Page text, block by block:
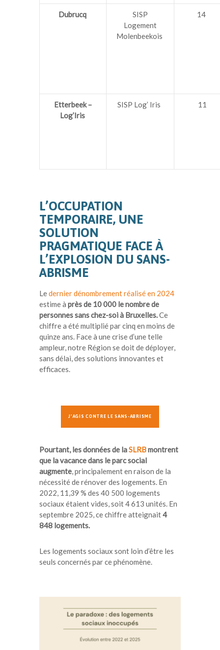
Dubrucq
SISP
Logement
Molenbeekois
14
Etterbeek –
Log’Iris
SISP Log’ Iris 11
L’OCCUPATION
TEMPORAIRE, UNE
SOLUTION
PRAGMATIQUE FACE À
L’EXPLOSION DU SANS-
ABRISME
Ledernier dénombrement réalisé en 2024
estime à près de 10 000 le nombre de
personnes sans chez-soi à Bruxelles.Ce
chiffre a été multiplié par cinq en moins de
quinze ans. Face à une crise d’une telle
ampleur, notre Région se doit de déployer,
sans délai, des solutions innovantes et
efficaces.
J’AGIS CONTRE LE SANS-ABRISME
Pourtant, les données de laSLRBmontrent
que la vacance dans le parc social
augmente , principalement en raison de la
nécessité de rénover des logements. En
2022, 11,39 % des 40 500 logements
sociaux étaient vides, soit 4 613 unités. En
septembre 2025, ce chiffre atteignait4
848 logements.
Les logements sociaux sont loin d’être les
seuls concernés par ce phénomène.